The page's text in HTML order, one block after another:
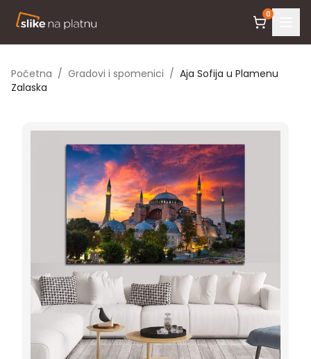
0
Početna / Gradovi i spomenici / Aja Sofija u Plamenu
Zalaska